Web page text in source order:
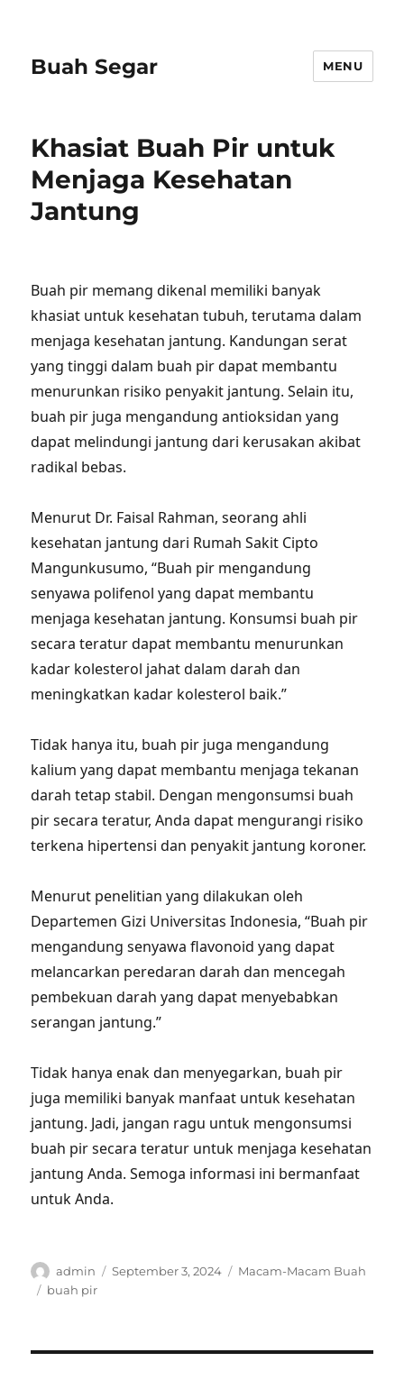
Buah Segar MENU
Khasiat Buah Pir untuk
Menjaga Kesehatan
Jantung
Buah pir memang dikenal memiliki banyak
khasiat untuk kesehatan tubuh, terutama dalam
menjaga kesehatan jantung. Kandungan serat
yang tinggi dalam buah pir dapat membantu
menurunkan risiko penyakit jantung. Selain itu,
buah pir juga mengandung antioksidan yang
dapat melindungi jantung dari kerusakan akibat
radikal bebas.
Menurut Dr. Faisal Rahman, seorang ahli
kesehatan jantung dari Rumah Sakit Cipto
Mangunkusumo, “Buah pir mengandung
senyawa polifenol yang dapat membantu
menjaga kesehatan jantung. Konsumsi buah pir
secara teratur dapat membantu menurunkan
kadar kolesterol jahat dalam darah dan
meningkatkan kadar kolesterol baik.”
Tidak hanya itu, buah pir juga mengandung
kalium yang dapat membantu menjaga tekanan
darah tetap stabil. Dengan mengonsumsi buah
pir secara teratur, Anda dapat mengurangi risiko
terkena hipertensi dan penyakit jantung koroner.
Menurut penelitian yang dilakukan oleh
Departemen Gizi Universitas Indonesia, “Buah pir
mengandung senyawa flavonoid yang dapat
melancarkan peredaran darah dan mencegah
pembekuan darah yang dapat menyebabkan
serangan jantung.”
Tidak hanya enak dan menyegarkan, buah pir
juga memiliki banyak manfaat untuk kesehatan
jantung. Jadi, jangan ragu untuk mengonsumsi
buah pir secara teratur untuk menjaga kesehatan
jantung Anda. Semoga informasi ini bermanfaat
untuk Anda.
Author
admin
Posted
September 3, 2024 Categories
Macam-Macam Buah
Tags
buah pir